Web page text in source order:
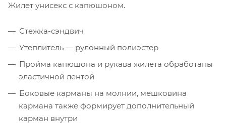
Жилет унисекс с капюшоном.
Стежка-сэндвич
Утеплитель — рулонный полиэстер
Пройма капюшона и рукава жилета обработаны
эластичной лентой
Боковые карманы на молнии, мешковина
кармана также формирует дополнительный
карман внутри